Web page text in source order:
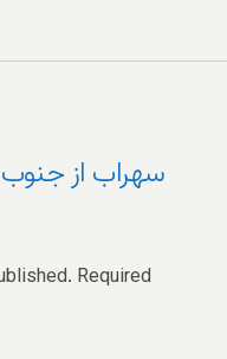
سهراب از جنوب
Required